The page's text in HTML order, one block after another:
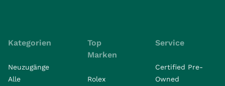
Kategorien
Neuzugänge
Alle
Top
Marken
Rolex
Service
Certified Pre-
Owned